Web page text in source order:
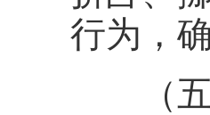
行为，
（五